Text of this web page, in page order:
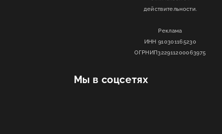
Мы в соцсетях
действительности.
Реклама
ИНН 910301165230
ОГРНИП322911200063975